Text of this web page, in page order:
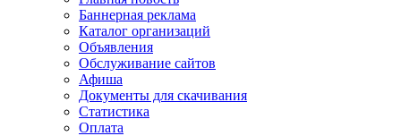
Баннерная реклама
Каталог организаций
Объявления
Обслуживание сайтов
Афиша
Документы для скачивания
Статистика
Оплата